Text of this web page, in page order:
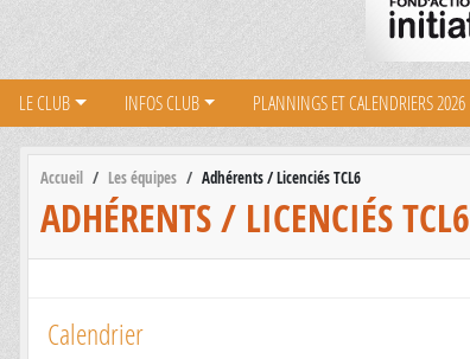
LE CLUB INFOS CLUB PLANNINGS ET CALENDRIERS 2026
Accueil Les équipes Adhérents / Licenciés TCL6
ADHÉRENTS / LICENCIÉS TCL6
Calendrier